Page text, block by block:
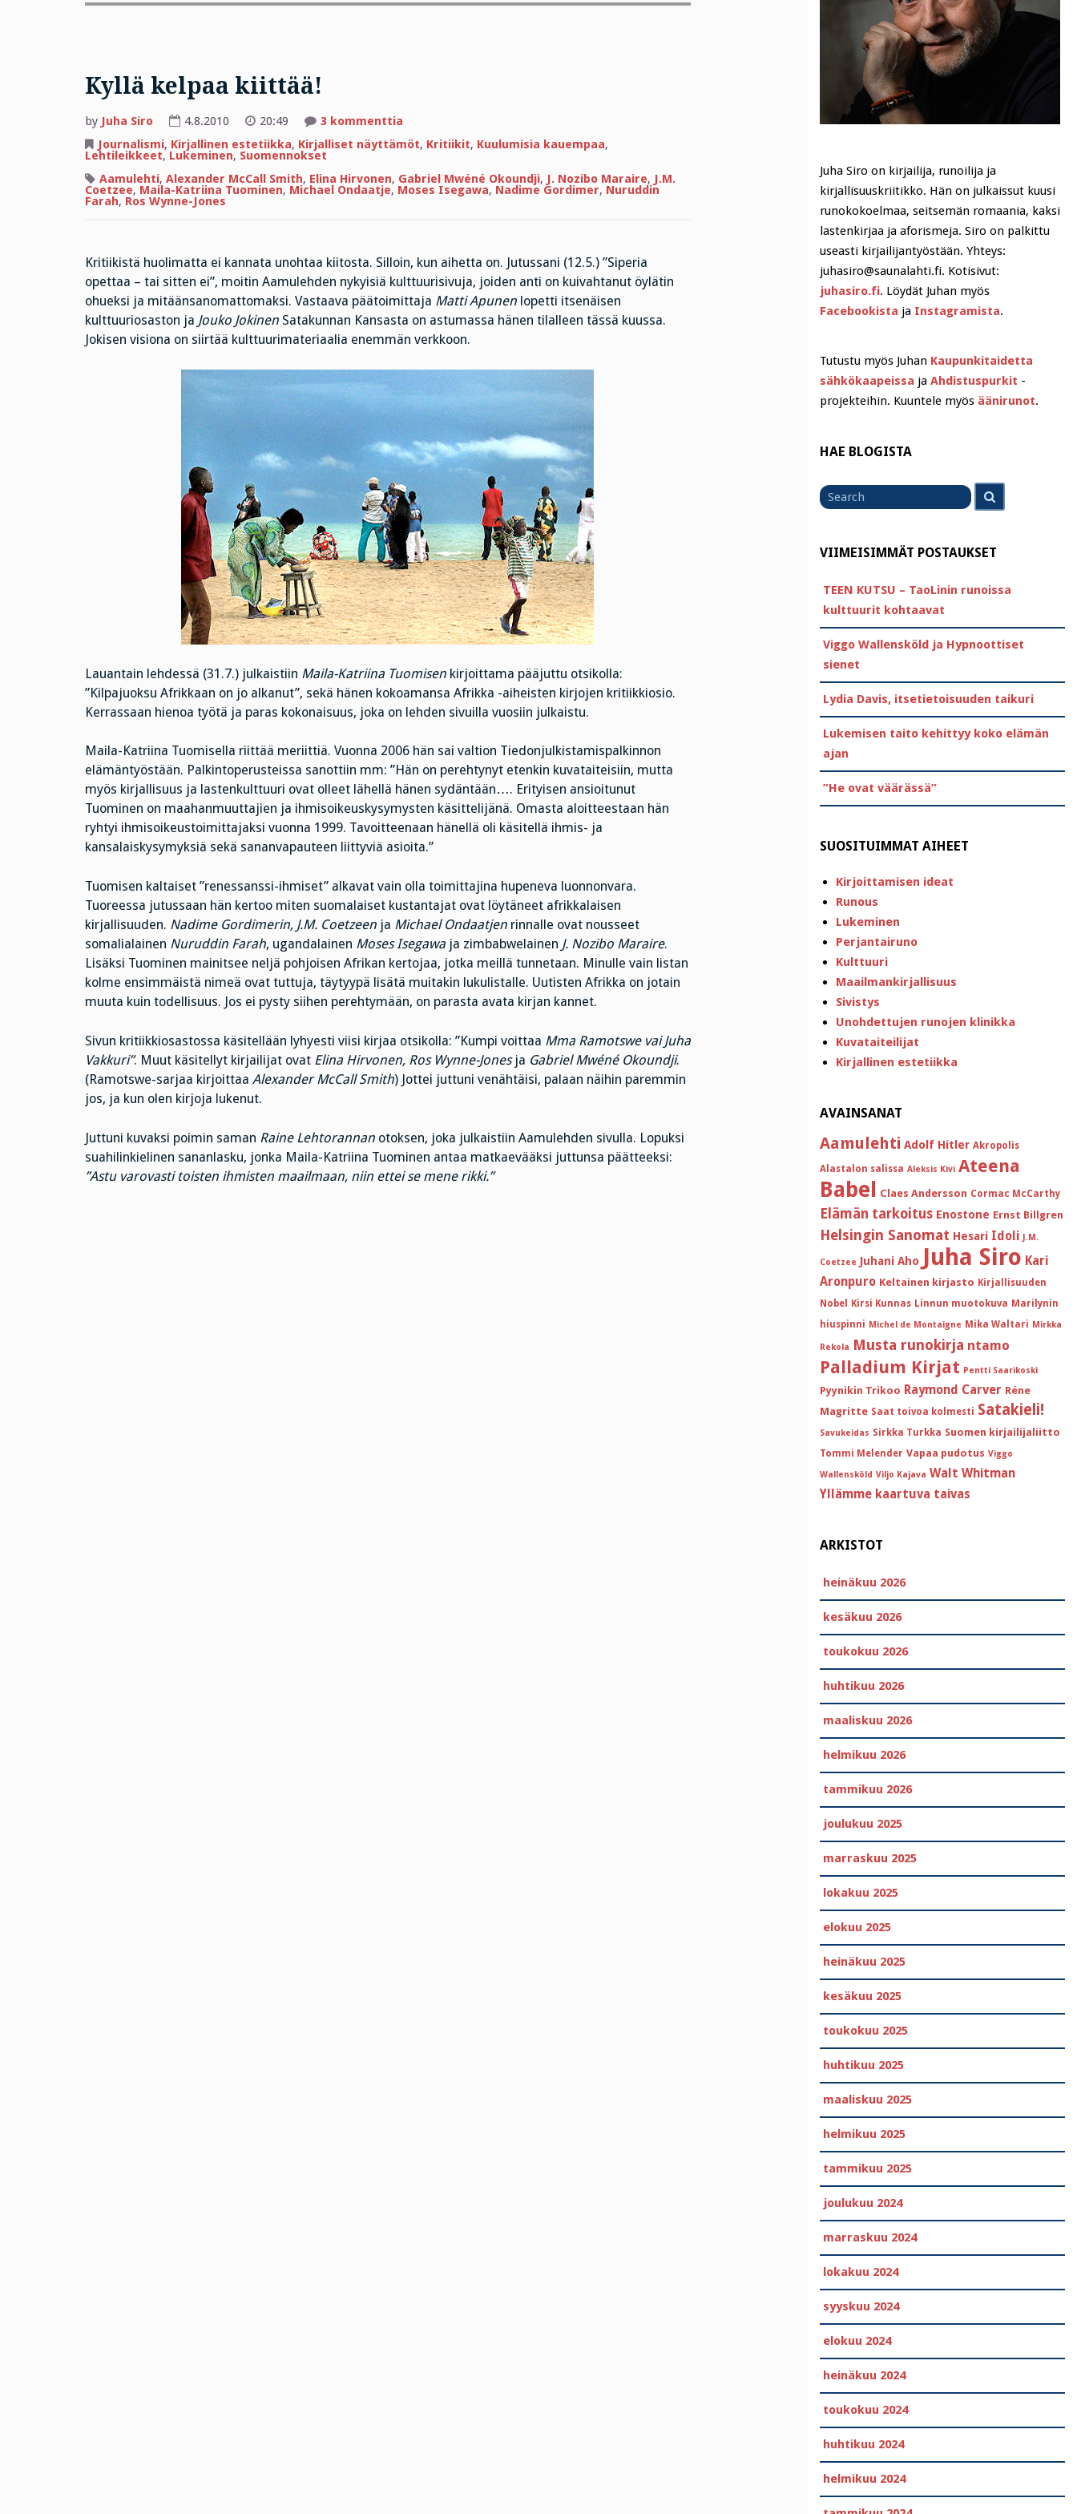
Kyllä kelpaa kiittää!
by Juha Siro 4.8.2010 20:49 3 kommenttiaartikkeliin
kelpaa
kiittää!
Journalismi, Kirjallinen estetiikka, Kirjalliset näyttämöt, Kritiikit, Kuulumisia kauempaa,
Lehtileikkeet, Lukeminen, Suomennokset
Aamulehti, Alexander McCall Smith, Elina Hirvonen, Gabriel Mwéné Okoundji, J. Nozibo Maraire, J.M.
Coetzee, Maila-Katriina Tuominen, Michael Ondaatje, Moses Isegawa, Nadime Gordimer, Nuruddin
Farah, Ros Wynne-Jones
Kritiikistä huolimatta ei kannata unohtaa kiitosta. Silloin, kun aihetta on. Jutussani (12.5.) ”Siperia
opettaa – tai sitten ei”, moitin Aamulehden nykyisiä kulttuurisivuja, joiden anti on kuivahtanut öylätin
ohueksi ja mitäänsanomattomaksi. Vastaava päätoimittaja Matti Apunenlopetti itsenäisen
kulttuuriosaston ja Jouko JokinenSatakunnan Kansasta on astumassa hänen tilalleen tässä kuussa.
Jokisen visiona on siirtää kulttuurimateriaalia enemmän verkkoon.
Lauantain lehdessä (31.7.) julkaistiin Maila-Katriina Tuomisenkirjoittama pääjuttu otsikolla:
”Kilpajuoksu Afrikkaan on jo alkanut”, sekä hänen kokoamansa Afrikka -aiheisten kirjojen kritiikkiosio.
Kerrassaan hienoa työtä ja paras kokonaisuus, joka on lehden sivuilla vuosiin julkaistu.
Maila-Katriina Tuomisella riittää meriittiä. Vuonna 2006 hän sai valtion Tiedonjulkistamispalkinnon
elämäntyöstään. Palkintoperusteissa sanottiin mm: ”Hän on perehtynyt etenkin kuvataiteisiin, mutta
myös kirjallisuus ja lastenkulttuuri ovat olleet lähellä hänen sydäntään…. Erityisen ansioitunut
Tuominen on maahanmuuttajien ja ihmisoikeuskysymysten käsittelijänä. Omasta aloitteestaan hän
ryhtyi ihmisoikeustoimittajaksi vuonna 1999. Tavoitteenaan hänellä oli käsitellä ihmis- ja
kansalaiskysymyksiä sekä sananvapauteen liittyviä asioita.”
Tuomisen kaltaiset ”renessanssi-ihmiset” alkavat vain olla toimittajina hupeneva luonnonvara.
Tuoreessa jutussaan hän kertoo miten suomalaiset kustantajat ovat löytäneet afrikkalaisen
kirjallisuuden. Nadime Gordimerin, J.M. Coetzeenja Michael Ondaatjenrinnalle ovat nousseet
somalialainen Nuruddin Farah, ugandalainen Moses Isegawaja zimbabwelainen J. Nozibo Maraire.
Lisäksi Tuominen mainitsee neljä pohjoisen Afrikan kertojaa, jotka meillä tunnetaan. Minulle vain listan
kolme ensimmäistä nimeä ovat tuttuja, täytyypä lisätä muitakin lukulistalle. Uutisten Afrikka on jotain
muuta kuin todellisuus. Jos ei pysty siihen perehtymään, on parasta avata kirjan kannet.
Sivun kritiikkiosastossa käsitellään lyhyesti viisi kirjaa otsikolla: ”Kumpi voittaa Mma Ramotswe vai Juha
Vakkuri”. Muut käsitellyt kirjailijat ovat Elina Hirvonen, Ros Wynne-Jonesja Gabriel Mwéné Okoundji.
(Ramotswe-sarjaa kirjoittaa Alexander McCall Smith) Jottei juttuni venähtäisi, palaan näihin paremmin
jos, ja kun olen kirjoja lukenut.
Juttuni kuvaksi poimin saman Raine Lehtorannanotoksen, joka julkaistiin Aamulehden sivulla. Lopuksi
suahilinkielinen sananlasku, jonka Maila-Katriina Tuominen antaa matkaevääksi juttunsa päätteeksi:
”Astu varovasti toisten ihmisten maailmaan, niin ettei se mene rikki.”
Juha Siro on kirjailija, runoilija ja
kirjallisuuskriitikko. Hän on julkaissut kuusi
runokokoelmaa, seitsemän romaania, kaksi
lastenkirjaa ja aforismeja. Siro on palkittu
useasti kirjailijantyöstään. Yhteys:
juhasiro@saunalahti.fi. Kotisivut:
juhasiro.fi. Löydät Juhan myös
Facebookista ja Instagramista.
Tutustu myös Juhan Kaupunkitaidetta
sähkökaapeissa ja Ahdistuspurkit -
projekteihin. Kuuntele myös äänirunot.
HAE BLOGISTA
for
VIIMEISIMMÄT POSTAUKSET
TEEN KUTSU – TaoLinin runoissa
kulttuurit kohtaavat
Viggo Wallensköld ja Hypnoottiset
sienet
Lydia Davis, itsetietoisuuden taikuri
Lukemisen taito kehittyy koko elämän
ajan
”He ovat väärässä”
SUOSITUIMMAT AIHEET
Kirjoittamisen ideat
Runous
Lukeminen
Perjantairuno
Kulttuuri
Maailmankirjallisuus
Sivistys
Unohdettujen runojen klinikka
Kuvataiteilijat
Kirjallinen estetiikka
AVAINSANAT
Aamulehti Adolf Hitler Akropolis
Alastalon salissa Aleksis Kivi Ateena
Babel Claes Andersson Cormac McCarthy
Elämän tarkoitus Enostone Ernst Billgren
Helsingin Sanomat Hesari Idoli J.M.
Coetzee Juhani Aho Juha Siro Kari
Aronpuro Keltainen kirjasto Kirjallisuuden
Nobel
Kirsi Kunnas Linnun muotokuva Marilynin
hiuspinni Michel de Montaigne Mika Waltari Mirkka
Rekola Musta runokirja ntamo
Palladium Kirjat Pentti Saarikoski
Pyynikin Trikoo Raymond Carver Réne
Magritte Saat toivoa kolmesti Satakieli!
Savukeidas Sirkka Turkka Suomen kirjailijaliitto
Tommi Melender Vapaa pudotus Viggo
Wallensköld Viljo Kajava Walt Whitman
Yllämme kaartuva taivas
ARKISTOT
heinäkuu 2026
kesäkuu 2026
toukokuu 2026
huhtikuu 2026
maaliskuu 2026
helmikuu 2026
tammikuu 2026
joulukuu 2025
marraskuu 2025
lokakuu 2025
elokuu 2025
heinäkuu 2025
kesäkuu 2025
toukokuu 2025
huhtikuu 2025
maaliskuu 2025
helmikuu 2025
tammikuu 2025
joulukuu 2024
marraskuu 2024
lokakuu 2024
syyskuu 2024
elokuu 2024
heinäkuu 2024
toukokuu 2024
huhtikuu 2024
helmikuu 2024